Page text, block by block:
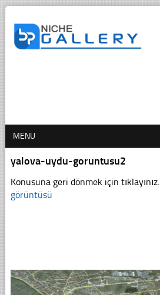
MENU
yalova-uydu-goruntusu2
Konusuna geri dönmek için tıklayınız.
görüntüsü